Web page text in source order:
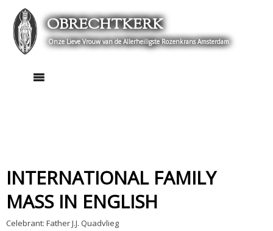
content
OBRECHTKERK
Onze Lieve Vrouw van de Allerheiligste Rozenkrans Amsterdam
INTERNATIONAL FAMILY
MASS IN ENGLISH
Celebrant: Father J.J. Quadvlieg